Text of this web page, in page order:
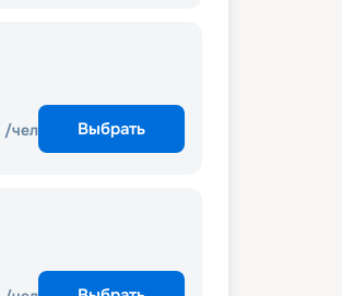
/чел Выбрать